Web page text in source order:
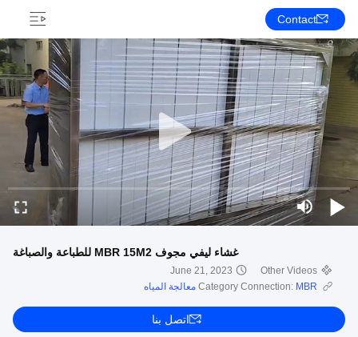
Contact
غشاء ليفي مجوف MBR 15M2 للطباعة والصباغة
Other Videos
June 21, 2023
Category Connection: MBR معالجة المياه
اتصل بنا